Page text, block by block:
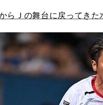
らＪの舞台に戻ってきた